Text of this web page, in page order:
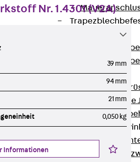
Gerüstschuhe
Gerüstschuhe
Zurück
Nr. 1.4301 (V2A)
39 mm
94 mm
21 mm
0,050 kg
Informationen